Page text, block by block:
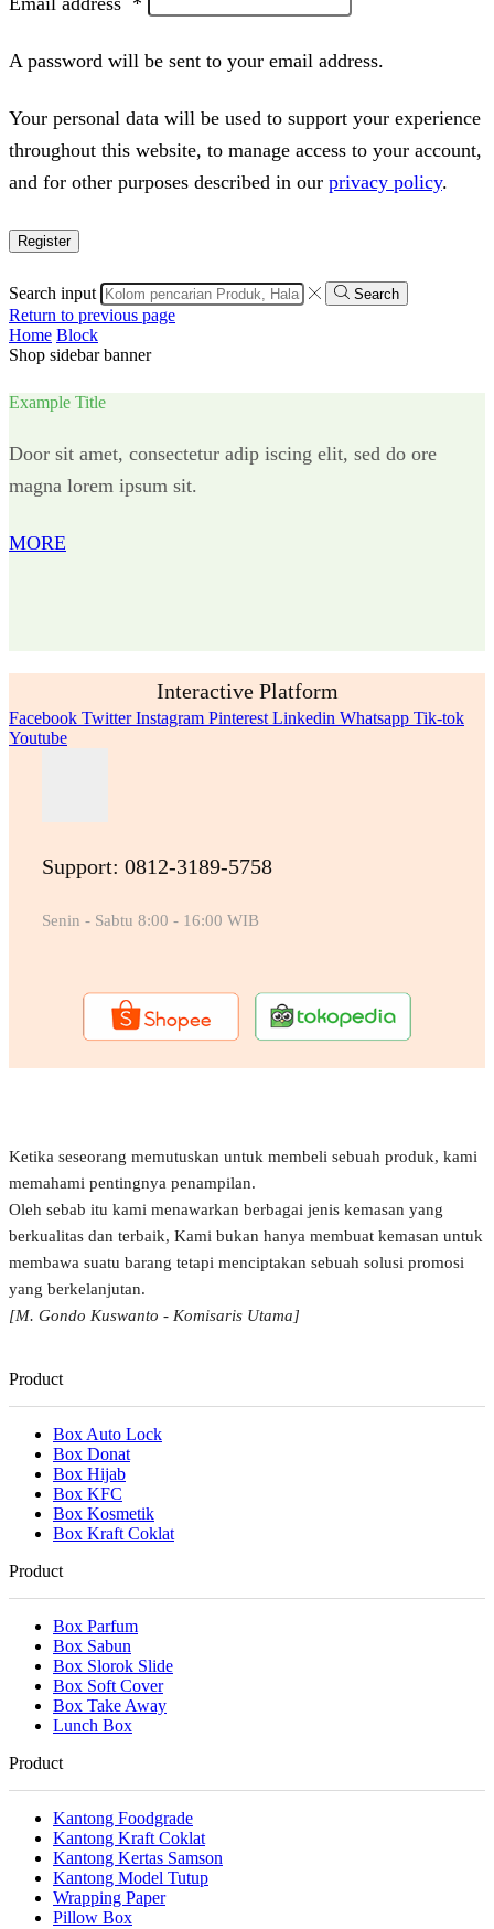
A password will be sent to your email address.
Your personal data will be used to support your experience
throughout this website, to manage access to your account,
and for other purposes described in our privacy policy.
Register
Search input Search
Return to previous page
Home Block
Shop sidebar banner
Example Title
Door sit amet, consectetur adip iscing elit, sed do ore
magna lorem ipsum sit.
MORE
Interactive Platform
Facebook Twitter Instagram Pinterest Linkedin Whatsapp Tik-tok
Youtube
Support: 0812-3189-5758
Senin - Sabtu 8:00 - 16:00 WIB
Ketika seseorang memutuskan untuk membeli sebuah produk, kami
memahami pentingnya penampilan.
Oleh sebab itu kami menawarkan berbagai jenis kemasan yang
berkualitas dan terbaik, Kami bukan hanya membuat kemasan untuk
membawa suatu barang tetapi menciptakan sebuah solusi promosi
yang berkelanjutan.
[M. Gondo Kuswanto - Komisaris Utama]
Product
Box Auto Lock
Box Donat
Box Hijab
Box KFC
Box Kosmetik
Box Kraft Coklat
Product
Box Parfum
Box Sabun
Box Slorok Slide
Box Soft Cover
Box Take Away
Lunch Box
Product
Kantong Foodgrade
Kantong Kraft Coklat
Kantong Kertas Samson
Kantong Model Tutup
Wrapping Paper
Pillow Box